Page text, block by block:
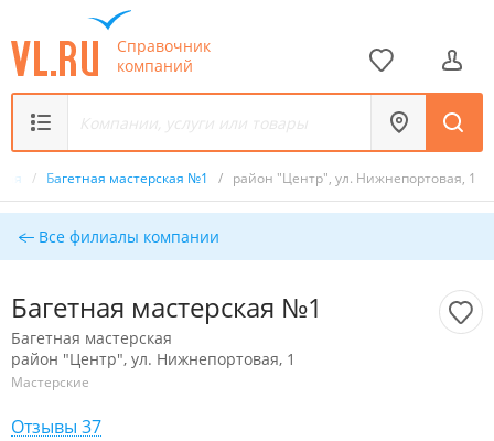
Справочник
компаний
/ Багетная мастерская №1 / район "Центр", ул. Нижнепортовая, 1
Все филиалы компании
Багетная мастерская №1
Багетная мастерская
район "Центр", ул. Нижнепортовая, 1
Мастерские
Отзывы 37